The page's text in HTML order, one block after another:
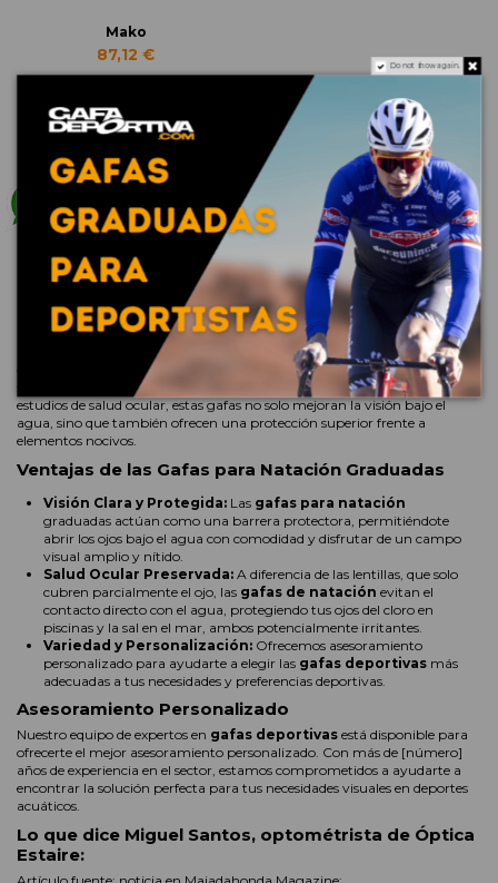
Mako
87,12 €
Descubre la Importancia de las Gafas de Natación
Graduadas para Deportes Acuáticos
Si tienes un error refractivo y usas gafas graduadas en tu vida cotidiana,
es crucial considerar llevarlas también cuando practicas deportes como la
natación. En gafadeportiva.com, ofrecemos una amplia gama degafas
de natación graduadas
gafas para natación, adaptadas tanto
para niños como para adultos.
¿Por Qué Elegir Gafas de Natación Graduadas?
Para aquellos con deficiencias visuales como miopía, hipermetropía o
astigmatismo, las lentillas pueden parecer la única opción para practicar
deportes acuáticos. Sin embargo, las
gafas de natación graduadas
son una solución efectiva que elimina este obstáculo visual. Según
estudios de salud ocular, estas gafas no solo mejoran la visión bajo el
agua, sino que también ofrecen una protección superior frente a
elementos nocivos.
Ventajas de las Gafas para Natación Graduadas
Visión Clara y Protegida: Las gafas para natación
graduadas actúan como una barrera protectora, permitiéndote
abrir los ojos bajo el agua con comodidad y disfrutar de un campo
visual amplio y nítido.
Salud Ocular Preservada: A diferencia de las lentillas, que solo
cubren parcialmente el ojo, las gafas de natación evitan el
contacto directo con el agua, protegiendo tus ojos del cloro en
piscinas y la sal en el mar, ambos potencialmente irritantes.
Variedad y Personalización: Ofrecemos asesoramiento
personalizado para ayudarte a elegir las gafas deportivas más
adecuadas a tus necesidades y preferencias deportivas.
Asesoramiento Personalizado
Nuestro equipo de expertos en gafas deportivas está disponible para
ofrecerte el mejor asesoramiento personalizado. Con más de [número]
años de experiencia en el sector, estamos comprometidos a ayudarte a
encontrar la solución perfecta para tus necesidades visuales en deportes
acuáticos.
Lo que dice Miguel Santos, optométrista de Óptica
Estaire:
Do not show again.